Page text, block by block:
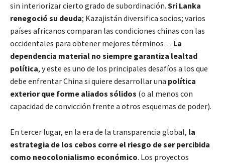
sin interiorizar cierto grado de subordinación. Sri Lanka
renegoció su deuda; Kazajistán diversifica socios; varios
países africanos comparan las condiciones chinas con las
occidentales para obtener mejores términos… La
dependencia material no siempre garantiza lealtad
política, y este es uno de los principales desafíos a los que
debe enfrentar China si quiere desarrollar una política
exterior que forme aliados sólidos (o al menos con
capacidad de convicción frente a otros esquemas de poder).
En tercer lugar, en la era de la transparencia global, la
estrategia de los cebos corre el riesgo de ser percibida
como neocolonialismo económico. Los proyectos